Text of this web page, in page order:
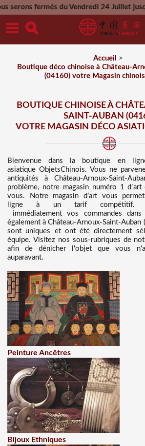
du Vendredi 24 Juillet jusqu'au
Accueil
>
Boutique déco chinoise à Château-
(04160) votre Magasin
BOUTIQUE CHINOISE À
SAINT-AUBAN
VOTRE MAGASIN DÉCO
Bienvenue dans
la boutique en
asiatique ObjetsChinois. Vous ne
antiquités à Château-Arnoux-Saint-
problème, notre magasin numéro 1
vous. Notre magasin d’art vous
ligne à un tarif compétitif.
immédiatement vos commandes
également à Château-Arnoux-Saint-
sont uniques et ont été directement
équipe. Visitez nos sous-rubriques de
afin de dénicher l'objet que vous
auparavant.
Peinture Ancêtres
Bijoux Ethniques